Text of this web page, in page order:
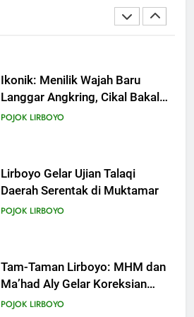
Langgar Angkring, Cikal Bakal
Ponpes Lirboyo yang Selesai
Lirboyo Gelar Ujian Talaqi
Daerah Serentak di Muktamar
POJOK LIRBOYO
Tam-Taman Lirboyo: MHM dan
Ma’had Aly Gelar Koreksian
Kitab Semester Ganjil
POJOK LIRBOYO
Mudir Aam Ma’had Aly
Sampaikan Pentingnya
Mempelajari Ilmu Hadis Dalam
POJOK LIRBOYO